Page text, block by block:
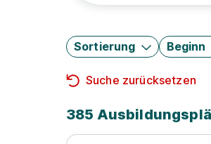
Sortierung Beginn
Suche zurücksetzen
385